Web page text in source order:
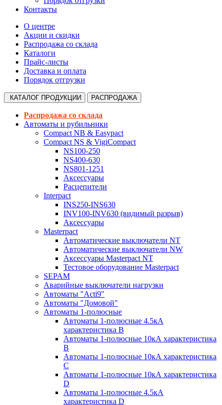
Контакты
О центре
Акции и скидки
Распродажа со склада
Каталоги
Прайс-листы
Доставка и оплата
Порядок отгрузки
КАТАЛОГ ПРОДУКЦИИ РАСПРОДАЖА
Распродажа со склада
Автоматы и рубильники
Compact NB & Easypact
Compact NS & VigiCompact
NS100-250
NS400-630
NS801-1251
Аксессуары
Расцепители
Interpact
INS250-INS630
INV100-INV630 (видимый разрыв)
Аксессуары
Masterpact
Автоматические выключатели NT
Автоматические выключатели NW
Аксессуары Masterpact NT
Тестовое оборудование Masterpact
SEPAM
Аварийные выключатели нагрузки
Автоматы "Acti9"
Автоматы "Домовой"
Автоматы 1-полюсные
Автоматы 1-полюсные 4.5кА
характеристика В
Автоматы 1-полюсные 10кА характеристика
B
Автоматы 1-полюсные 10кА характеристика
C
Автоматы 1-полюсные 10кА характеристика
D
Автоматы 1-полюсные 4.5кА
характеристика D